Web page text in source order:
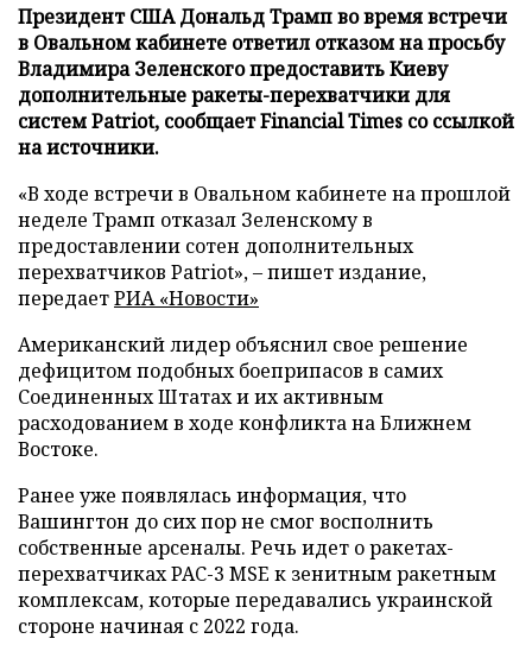
Президент США Дональд Трамп во время встречи
в Овальном кабинете ответил отказом на просьбу
Владимира Зеленского предоставить Киеву
дополнительные ракеты-перехватчики для
систем Patriot, сообщает Financial Times со ссылкой
на источники.
«В ходе встречи в Овальном кабинете на прошлой
неделе Трамп отказал Зеленскому в
предоставлении сотен дополнительных
перехватчиков Patriot», – пишет издание,
передаетРИА «Новости»
Американский лидер объяснил свое решение
дефицитом подобных боеприпасов в самих
Соединенных Штатах и их активным
расходованием в ходе конфликта на Ближнем
Востоке.
Ранее уже появлялась информация, что
Вашингтон до сих пор не смог восполнить
собственные арсеналы. Речь идет о ракетах-
перехватчиках PAC-3 MSE к зенитным ракетным
комплексам, которые передавались украинской
стороне начиная с 2022 года.